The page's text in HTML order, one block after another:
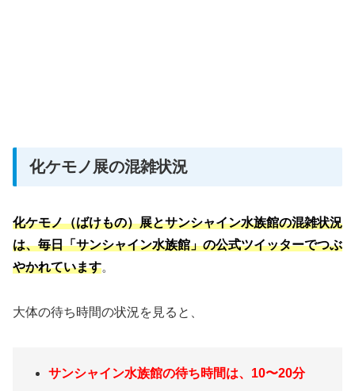
化ケモノ展の混雑状況
化ケモノ（ばけもの）展とサンシャイン水族館の混雑状況
は、毎日「サンシャイン水族館」の公式ツイッターでつぶ
やかれています。
大体の待ち時間の状況を見ると、
サンシャイン水族館の待ち時間は、10〜20分